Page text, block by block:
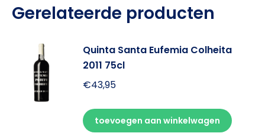
Gerelateerde producten
Quinta Santa Eufemia Colheita
2011 75cl
€43,95
toevoegen aan winkelwagen